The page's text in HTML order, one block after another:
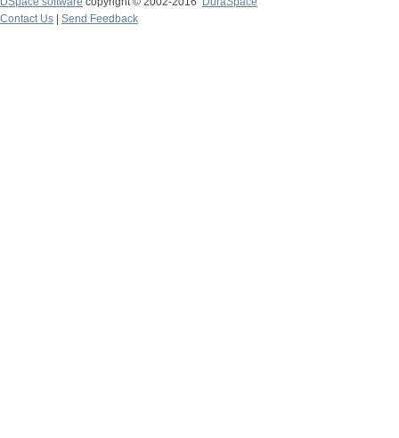
Contact Us
Send Feedback